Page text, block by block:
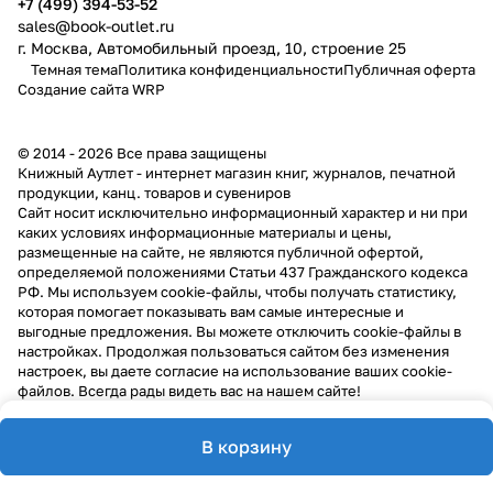
В корзину
+7 (499) 394-53-52
sales@book-outlet.ru
г. Москва, Автомобильный проезд, 10, строение 25
Темная темаПолитика конфиденциальностиПубличная оферта
Создание сайтаWRP
© 2014 - 2026 Все права защищены
Книжный Аутлет - интернет магазин книг, журналов, печатной
продукции, канц. товаров и сувениров
Cайт носит исключительно информационный характер и ни при
каких условиях информационные материалы и цены,
размещенные на сайте, не являются публичной офертой,
определяемой положениями Статьи 437 Гражданского кодекса
РФ. Мы используем cookie-файлы, чтобы получать статистику,
которая помогает показывать вам самые интересные и
выгодные предложения. Вы можете отключить cookie-файлы в
настройках. Продолжая пользоваться сайтом без изменения
настроек, вы даете согласие на использование ваших cookie-
файлов. Всегда рады видеть вас на нашем сайте!